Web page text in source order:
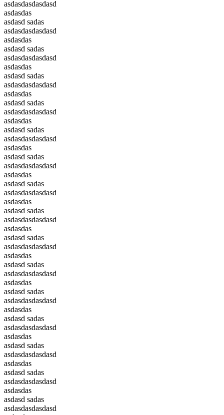
asdasdasdasdasd
asdasdas
asdasd sadas
asdasdasdasdasd
asdasdas
asdasd sadas
asdasdasdasdasd
asdasdas
asdasd sadas
asdasdasdasdasd
asdasdas
asdasd sadas
asdasdasdasdasd
asdasdas
asdasd sadas
asdasdasdasdasd
asdasdas
asdasd sadas
asdasdasdasdasd
asdasdas
asdasd sadas
asdasdasdasdasd
asdasdas
asdasd sadas
asdasdasdasdasd
asdasdas
asdasd sadas
asdasdasdasdasd
asdasdas
asdasd sadas
asdasdasdasdasd
asdasdas
asdasd sadas
asdasdasdasdasd
asdasdas
asdasd sadas
asdasdasdasdasd
asdasdas
asdasd sadas
asdasdasdasdasd
asdasdas
asdasd sadas
asdasdasdasdasd
asdasdas
asdasd sadas
asdasdasdasdasd